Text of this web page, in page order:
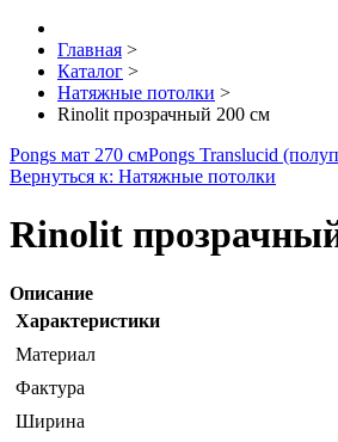
Главная >
Каталог >
Натяжные потолки >
Rinolit прозрачный 200 см
Pongs мат 270 смPongs Translucid
Вернуться к: Натяжные потолки
Rinolit
Описание
Характеристики
Материал
Фактура
Ширина